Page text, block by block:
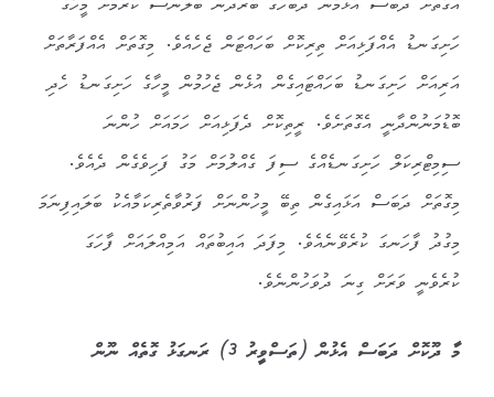
އެގޮތަށް ދަބަސް އެޅުމުން ދަބަހުގެ ބުރަދަން ބެލެންސް ކުރުމަށް މީހާގެ
ހަށިގަނޑު އެއްފަޅިއަށް ތިރިކޮށް ބަހައްޓަން ޖެހެއެވެ. މިގޮތަށް އެއްފަރާތަށް
އަރިއަށް ހަށިގަނޑު ބަހައްޓައިގެން އުޅެން ޖެހުމުން މީހާގެ ހަށިގަނޑު ހެދި
ބޮޑުމަނުންދާނީ އެގޮތަށެވެ. ރީތިކޮށް ދެފަޅިއަށް ހަމައަށް ހުންނަ
ސިމިޓްރިކަލް ހަށިގަނޑެއްގެ ސިފަ ގެއްލުމަށް މަގު ފަހިވެގެން ދެއެވެ.
މިގޮތަށް ދަބަސް އަޅައިގެން ތިބޭ މީހުންނަށް ފަރުވާތެރިކަމާއެކު ބަލައިފިނަމަ
މިގުދު ފާހަނގަ ކުރެވޭނެއެވެ. މިފަދަ އައިބުތައް އަމިއްލައަށް ފާހަގަ
ކުރެވެނީ ވަރަށް ގިނަ ދުވަހުންނެވެ.
މާ ދޫކޮށް ދަބަސް އެޅުން (ތަސްވީރު 3) ރަނގަޅު ގޮތެއް ނޫން